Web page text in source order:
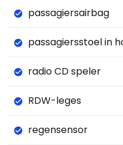
passagiersairbag
passagiersstoel in
radio CD speler
RDW-leges
regensensor